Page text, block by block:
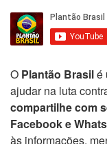
O Plantão Brasilé
ajudar na luta
compartilhe com
Facebook e
às informações,